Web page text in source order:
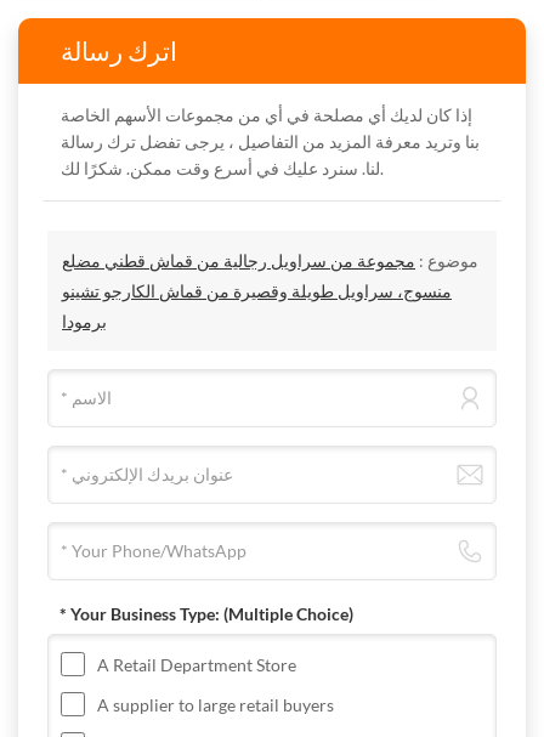
اترك رسالة
إذا كان لديك أي مصلحة في أي من مجموعات الأسهم الخاصة
بنا وتريد معرفة المزيد من التفاصيل ، يرجى تفضل ترك رسالة
لنا. سنرد عليك في أسرع وقت ممكن. شكرًا لك.
موضوع : مجموعة من سراويل رجالية من قماش قطني مضلع
منسوج، سراويل طويلة وقصيرة من قماش الكارجو تشينو
برمودا
* Your Business Type: (Multiple Choice)
A Retail Department Store
A supplier to large retail buyers